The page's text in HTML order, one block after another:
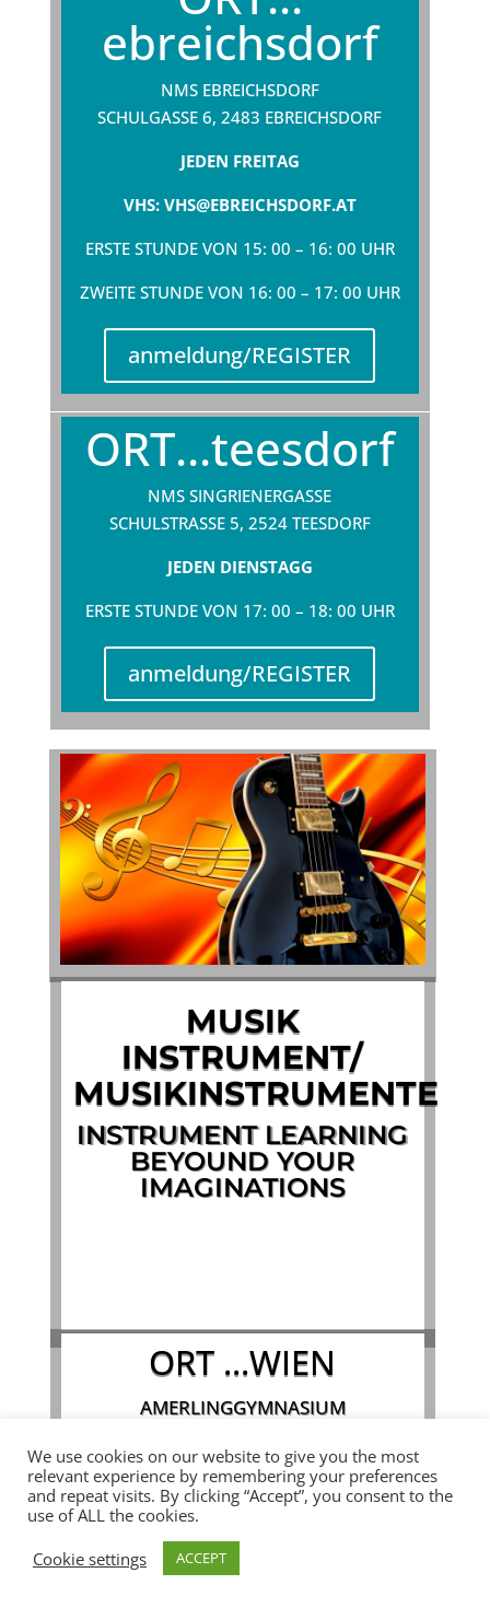
ebreichsdorf
NMS EBREICHSDORF
SCHULGASSE 6, 2483 EBREICHSDORF
JEDEN FREITAG
VHS: VHS@EBREICHSDORF.AT
ERSTE STUNDE VON 15: 00 – 16: 00 UHR
ZWEITE STUNDE VON 16: 00 – 17: 00 UHR
anmeldung/REGISTER
ORT...teesdorf
NMS SINGRIENERGASSE
SCHULSTRASSE 5, 2524 TEESDORF
JEDEN DIENSTAGG
ERSTE STUNDE VON 17: 00 – 18: 00 UHR
anmeldung/REGISTER
MUSIK
INSTRUMENT/
MUSIKINSTRUMENTE
INSTRUMENT LEARNING
BEYOUND YOUR
IMAGINATIONS
ORT ...WIEN
AMERLINGGYMNASIUM
AMERLINGSTRASSE 6, 1060 WIEN
ANMELDUNG/REGISTER
We use cookies on our website to give you the most
relevant experience by remembering your preferences
and repeat visits. By clicking “Accept”, you consent to the
use of ALL the cookies.
Cookie settings
ACCEPT